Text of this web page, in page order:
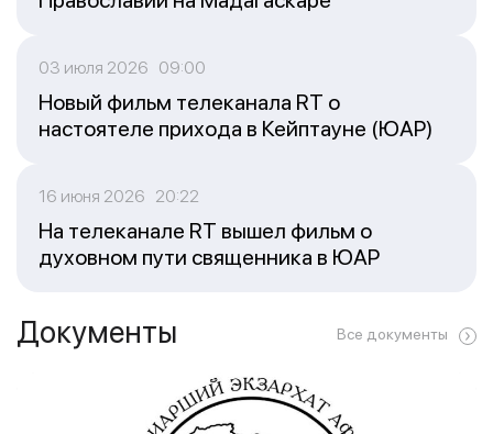
03 июля 2026 09:00
Новый фильм телеканала RT о
настоятеле прихода в Кейптауне (ЮАР)
16 июня 2026 20:22
На телеканале RT вышел фильм о
духовном пути священника в ЮАР
Документы Все документы